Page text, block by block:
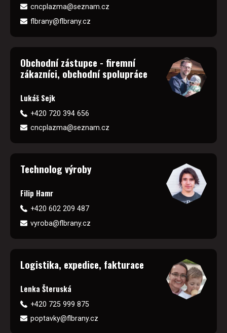
cncplazma@seznam.cz
flbrany@flbrany.cz
Obchodní zástupce - firemní
zákazníci, obchodní spolupráce
Lukáš Sejk
+420 720 394 656
cncplazma@seznam.cz
Technolog výroby
Filip Hamr
+420 602 209 487
vyroba@flbrany.cz
Logistika, expedice, fakturace
Lenka Šteruská
+420 725 999 875
poptavky@flbrany.cz